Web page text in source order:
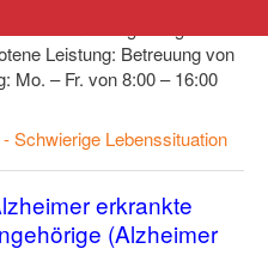
Leistung: Betreuung von
Mo. – Fr. von 8:00 – 16:00
Schwierige Lebenssituation
erkrankte
(Alzheimer